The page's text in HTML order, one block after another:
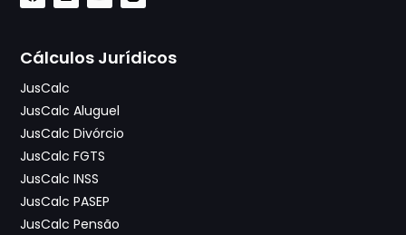
Cálculos Jurídicos
JusCalc
JusCalc Aluguel
JusCalc Divórcio
JusCalc FGTS
JusCalc INSS
JusCalc PASEP
JusCalc Pensão